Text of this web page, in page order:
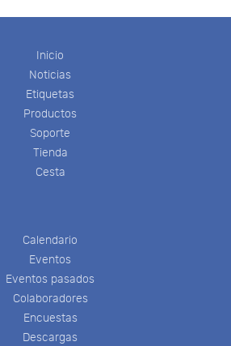
Inicio
Noticias
Etiquetas
Productos
Soporte
Tienda
Cesta
Calendario
Eventos
Eventos pasados
Colaboradores
Encuestas
Descargas